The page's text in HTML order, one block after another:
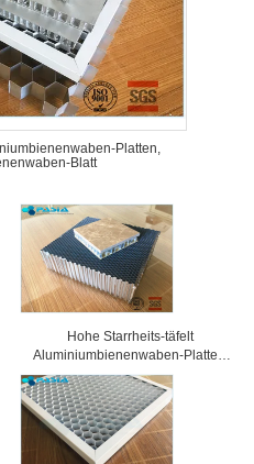
Platten,
Blatt
Hohe Starrheits-täfelt
Aluminiumbienenwaben-Platten,
Wabenkern 25 Millimeter Stärke-